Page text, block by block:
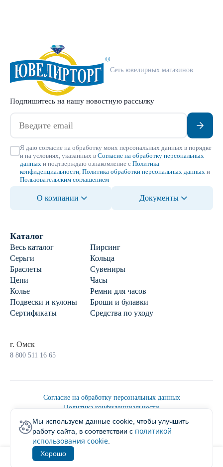
1
Сеть ювелирных магазинов
Подпишитесь на нашу новостную рассылку
Я даю согласие на обработку моих персональных данных в порядке
и на условиях, указанных в Согласие на обработку персональных
данных и подтверждаю ознакомление с Политика
конфиденциальности Политика обработки персональных данных и
Пользовательским соглашением
О компании Документы
Каталог
Весь каталог
Пирсинг
Серьги
Кольца
Браслеты
Сувениры
Цепи
Часы
Колье
Ремни для часов
Подвески и кулоны
Броши и булавки
Сертификаты
Средства по уходу
г. Омск
8 800 511 16 65
Согласие на обработку персональных данных
Политика конфиденциальности
Политика обработки персональных данных
Пользовательским соглашением
2026 © Ювелирторг
Мы используем данные cookie, чтобы улучшить
работу сайта, в соответствии с политикой
использования cookie
Хорошо